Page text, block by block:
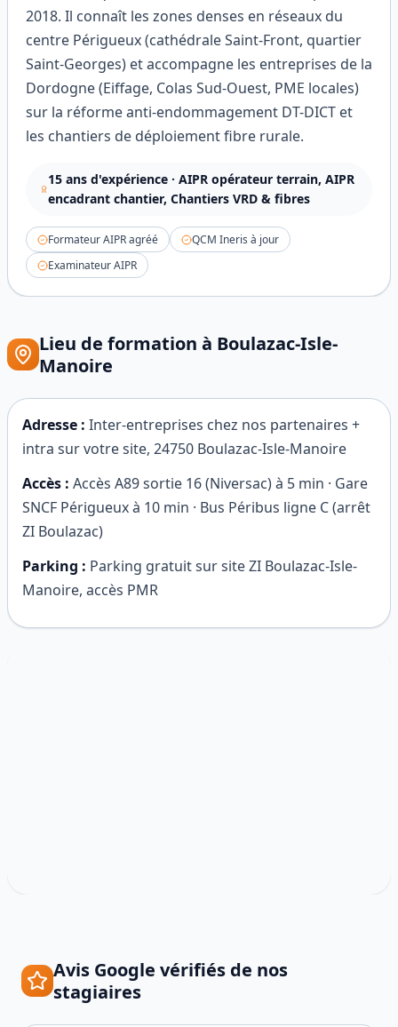
2018. Il connaît les zones denses en réseaux du
centre Périgueux (cathédrale Saint-Front, quartier
Saint-Georges) et accompagne les entreprises de la
Dordogne (Eiffage, Colas Sud-Ouest, PME locales)
sur la réforme anti-endommagement DT-DICT et
les chantiers de déploiement fibre rurale.
15ans d'expérience · AIPR opérateur terrain, AIPR
encadrant chantier, Chantiers VRD & fibres
Formateur AIPR agréé
QCM Ineris à jour
Examinateur AIPR
Lieu de formation à Boulazac-Isle-
Manoire
Adresse : Inter-entreprises chez nos partenaires +
intra sur votre site, 24750 Boulazac-Isle-Manoire
Accès : Accès A89 sortie 16 (Niversac) à 5 min · Gare
SNCF Périgueux à 10 min · Bus Péribus ligne C (arrêt
ZI Boulazac)
Parking : Parking gratuit sur site ZI Boulazac-Isle-
Manoire, accès PMR
Avis Google vérifiés de nos
stagiaires